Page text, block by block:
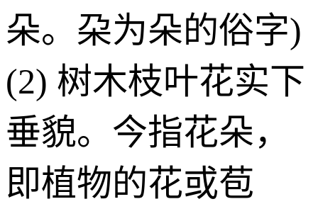
朵。朶为朵的俗字)
(2) 树木枝叶花实下
垂貌。今指花朵，
即植物的花或苞